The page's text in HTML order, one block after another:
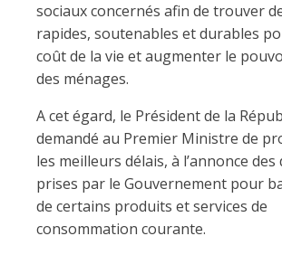
sociaux concernés afin de trouver
rapides, soutenables et durables
coût de la vie et augmenter le
des ménages.
A cet égard, le Président de la
demandé au Premier Ministre de
les meilleurs délais, à l’annonce des
prises par le Gouvernement pour
de certains produits et services de
consommation courante.